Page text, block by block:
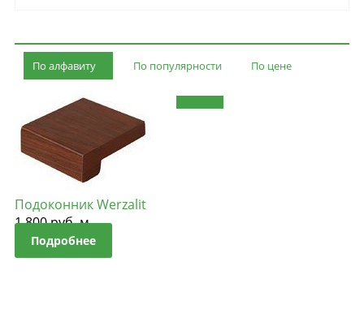
По алфавиту По популярности По цене
Подоконник Werzalit
1 800руб. м.
Подробнее